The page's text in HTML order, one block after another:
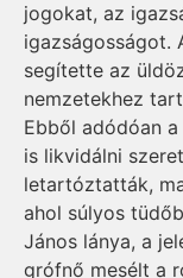
jogokat, az
igazságosságot.
segítette az
nemzetekhez
Ebből adódóan
is likvidálni
letartóztatták,
ahol súlyos
János lánya, a
grófnő mesélt a